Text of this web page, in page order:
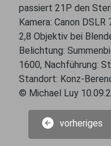
passiert 21P den
Kamera: Canon
2,8 Objektiv bei
Belichtung:
1600, Nachführung:
Standort: Konz-
© Michael Luy
vorheriges